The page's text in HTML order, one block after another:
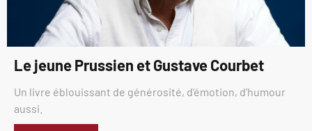
Le jeune Prussien et Gustave Courbet
Un livre éblouissant de générosité, d’émotion, d’humour
aussi.